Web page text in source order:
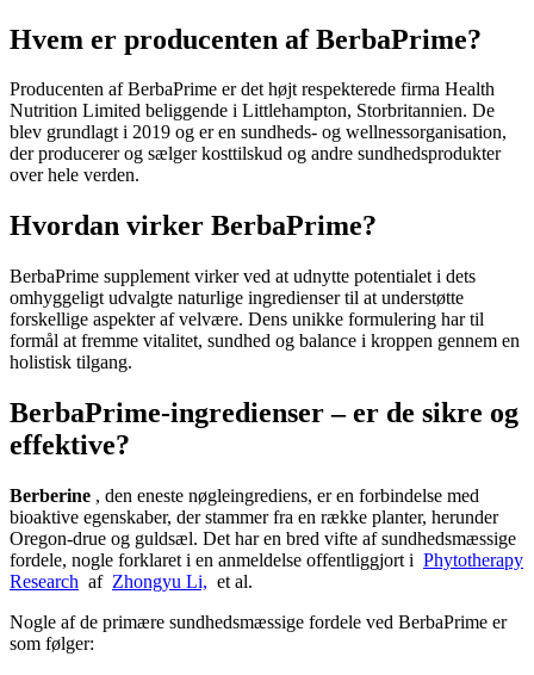
Hvem er producenten af ​​BerbaPrime?
Producenten af ​​BerbaPrime er det højt respekterede firma Health
Nutrition Limited beliggende i Littlehampton, Storbritannien. De
blev grundlagt i 2019 og er en sundheds- og wellnessorganisation,
der producerer og sælger kosttilskud og andre sundhedsprodukter
over hele verden.
Hvordan virker BerbaPrime?
BerbaPrime supplement virker ved at udnytte potentialet i dets
omhyggeligt udvalgte naturlige ingredienser til at understøtte
forskellige aspekter af velvære. Dens unikke formulering har til
formål at fremme vitalitet, sundhed og balance i kroppen gennem en
holistisk tilgang.
BerbaPrime-ingredienser – er de sikre og
effektive?
Berberine , den eneste nøgleingrediens, er en forbindelse med
bioaktive egenskaber, der stammer fra en række planter, herunder
Oregon-drue og guldsæl. Det har en bred vifte af sundhedsmæssige
fordele, nogle forklaret i en anmeldelse offentliggjort i Phytotherapy
Research af Zhongyu Li, et al.
Nogle af de primære sundhedsmæssige fordele ved BerbaPrime er
som følger: